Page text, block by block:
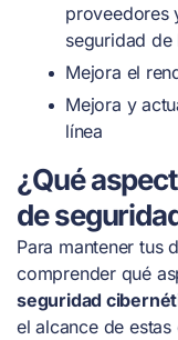
proveedores
seguridad de
Mejora el
Mejora y
línea
¿Qué
de
Para mantener tus
comprender qué
seguridad
el alcance de